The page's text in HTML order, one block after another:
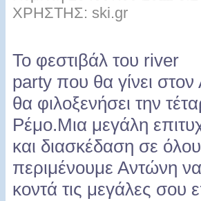
ΧΡΗΣΤΗΣ: ski.gr
Το φεστιβάλ του river
party που θα γίνει
θα φιλοξενήσει την
Ρέμο.Μια μεγάλη
και διασκέδαση σε
περιμένουμε Αντώνη
κοντά τις μεγάλες σου